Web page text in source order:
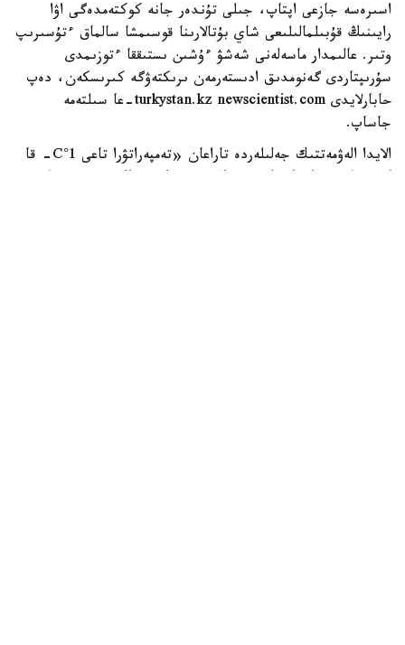
اسىرەسە جازعى اپتاپ، جىلى تۇندەر جانە كوكتەمدەگى اۋا
رايىنىڭ قۇبىلمالىلىعى شاي بۇتالارىنا قوسىمشا سالماق ءتۇسىرىپ
وتىر. عالىمدار ماسەلەنى شەشۋ ءۇشىن ىستىققا ءتوزىمدى
سۇرىپتاردى گەنومدىق ادىستەرمەن ىرىكتەۋگە كىرىسكەن، دەپ
حابارلايدى turkystan.kz newscientist.com-عا سىلتەمە
جاساپ.
الايدا الەۋمەتتىك جەلىلەردە تاراعان «تەمپەراتۋرا تاعى 1°C- قا